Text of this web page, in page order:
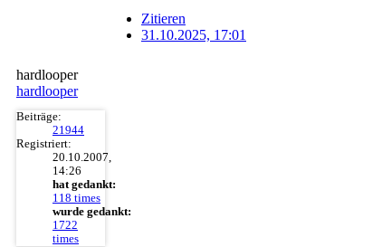
Zitieren
31.10.2025, 17:01
hardlooper
hardlooper
Beiträge:
21944
Registriert:
20.10.2007,
14:26
hat gedankt:
118 times
wurde gedankt:
1722
times